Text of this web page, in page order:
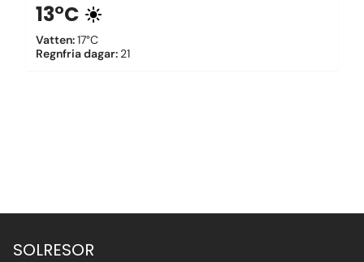
13°C
Vatten:17°C
Regnfria dagar: 21
SOLRESOR